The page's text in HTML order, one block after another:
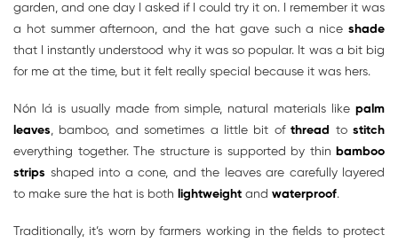
garden, and one day I asked if I could try it on. I remember it was
a hot summer afternoon, and the hat gave such a nice shade
that I instantly understood why it was so popular. It was a bit big
for me at the time, but it felt really special because it was hers.
Nón lá is usually made from simple, natural materials like palm
leaves, bamboo, and sometimes a little bit ofthread tostitch
everything together. The structure is supported by thin bamboo
strips shaped into a cone, and the leaves are carefully layered
to make sure the hat is both lightweight and waterproof.
Traditionally, it’s worn by farmers working in the fields to protect